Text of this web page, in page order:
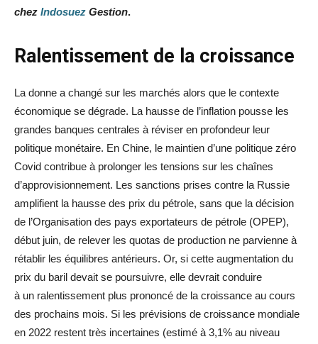
chez Indosuez Gestion.
Ralentissement de la croissance
La donne a changé sur les marchés alors que le contexte
économique se dégrade. La hausse de l’inflation pousse les
grandes banques centrales à réviser en profondeur leur
politique monétaire. En Chine, le maintien d’une politique zéro
Covid contribue à prolonger les tensions sur les chaînes
d’approvisionnement. Les sanctions prises contre la Russie
amplifient la hausse des prix du pétrole, sans que la décision
de l’Organisation des pays exportateurs de pétrole (OPEP),
début juin, de relever les quotas de production ne parvienne à
rétablir les équilibres antérieurs. Or, si cette augmentation du
prix du baril devait se poursuivre, elle devrait conduire
à un ralentissement plus prononcé de la croissance au cours
des prochains mois. Si les prévisions de croissance mondiale
en 2022 restent très incertaines (estimé à 3,1% au niveau